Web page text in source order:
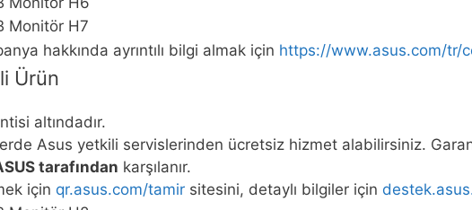
hakkında ayrıntılı bilgi almak için https://www.asus.com/tr/
Ürün
altındadır.
Asus yetkili servislerinden ücretsiz hizmet alabilirsiniz.
tarafından karşılanır.
için qr.asus.com/tamir sitesini, detaylı bilgiler için